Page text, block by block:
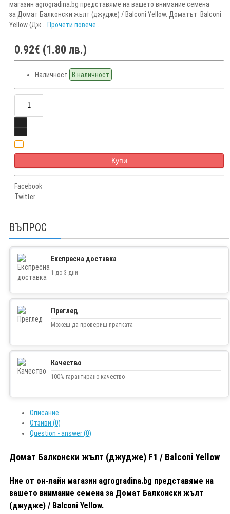
магазин agrogradina.bg представяме на вашето внимание семена
за Домат Балконски жълт (джудже) / Balconi Yellow. Доматът Balconi
Yellow (Дж... Прочети повече...
0.92€ (1.80 лв.)
Наличност В наличност
Купи
Facebook
Twitter
ВЪПРОС
Експресна доставка
1 до 3 дни
Преглед
Можеш да провериш пратката
Качество
100% гарантирано качество
Описание
Отзиви (0)
Question - answer (0)
Домат Балконски жълт (джудже) F1 / Balconi Yellow
Ние от он-лайн магазин agrogradina.bg представяме на
вашето внимание семена за Домат Балконски жълт
(джудже) / Balconi Yellow.